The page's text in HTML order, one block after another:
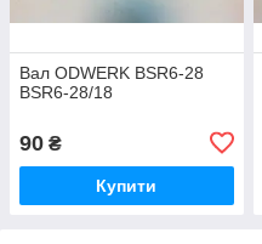
Вал ODWERK BSR6-28
BSR6-28/18
90 ₴
Купити